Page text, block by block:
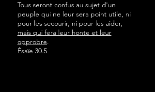
Tous seront confus au sujet d'un
peuple qui ne leur sera point utile, ni
pour les secourir, ni pour les aider,
mais qui fera leur honte et leur
opprobre.
Ésaïe 30.5